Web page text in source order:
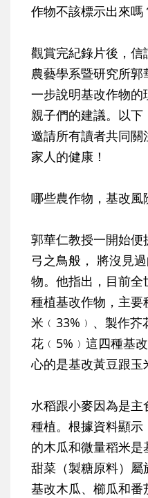
作物不該標示出來
觀賞完紀錄片後，
農藝學系暨研究所
一步說明基改作物
親子們的建議。以下
邀請所有讀者共同
家人的健康！
哪些農作物，基改風
郭華仁教授一開始
弓之鳥般， 將沒見
物。他指出，目前
種植基改作物，主要
米﹙33%﹚、製作芥
花﹙5%﹚這四種基
心的是基改黃豆跟玉
水稻跟小麥因為是
種植。根據資料顯
的木瓜和微量稻米
甜菜（製糖原料）
基改木瓜、櫛瓜和